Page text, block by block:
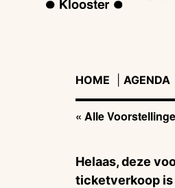
HOME AGENDA
|
« Alle
Helaas, deze
ticketverkoop is